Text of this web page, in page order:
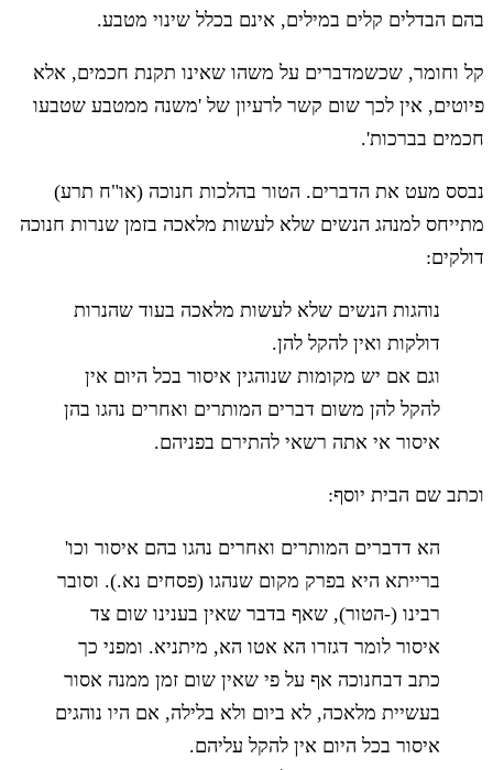
בהם הבדלים קלים במילים, אינם בכלל שינוי מטבע.
קל וחומר, שכשמדברים על משהו שאינו תקנת חכמים, אלא
פיוטים, אין לכך שום קשר לרעיון של 'משנה ממטבע שטבעו
חכמים בברכות'.
נבסס מעט את הדברים. הטור בהלכות חנוכה (או"ח תרע)
מתייחס למנהג הנשים שלא לעשות מלאכה בזמן שנרות חנוכה
דולקים:
נוהגות הנשים שלא לעשות מלאכה בעוד שהנרות
דולקות ואין להקל להן.
וגם אם יש מקומות שנוהגין איסור בכל היום אין
להקל להן משום דברים המותרים ואחרים נהגו בהן
איסור אי אתה רשאי להתירם בפניהם.
וכתב שם הבית יוסף:
הא דדברים המותרים ואחרים נהגו בהם איסור וכו'
ברייתא היא בפרק מקום שנהגו (פסחים נא.). וסובר
רבינו (-הטור), שאף בדבר שאין בענינו שום צד
איסור לומר דגזרו הא אטו הא, מיתניא. ומפני כך
כתב דבחנוכה אף על פי שאין שום זמן ממנה אסור
בעשיית מלאכה, לא ביום ולא בלילה, אם היו נוהגים
איסור בכל היום אין להקל עליהם.